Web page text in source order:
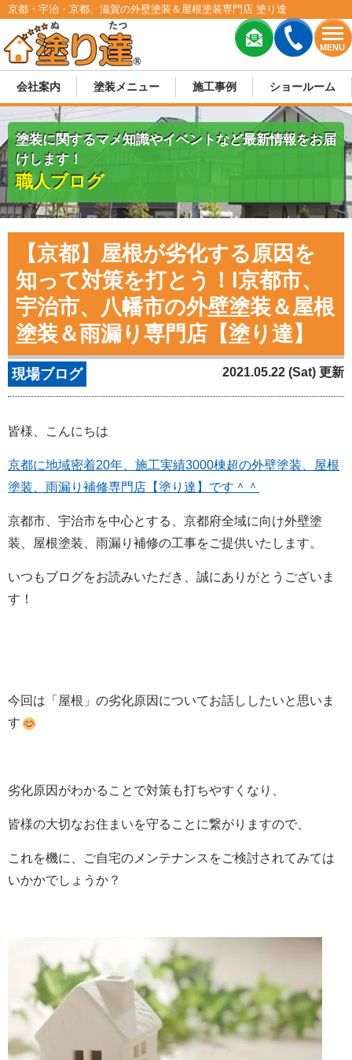
MENU
京都・宇治・京都、滋賀の外壁塗装＆屋根塗装専門店 塗り達
会社案内 塗装メニュー 施工事例 ショールーム
塗装に関するマメ知識やイベントなど最新情報をお届
けします！
職人ブログ
【京都】屋根が劣化する原因を
知って対策を打とう！l京都市、
宇治市、八幡市の外壁塗装＆屋根
塗装＆雨漏り専門店【塗り達】
現場ブログ 2021.05.22 (Sat) 更新
皆様、こんにちは
京都に地域密着20年、施工実績3000棟超の外壁塗装、屋根
塗装、雨漏り補修専門店【塗り達】です＾＾
京都市、宇治市を中心とする、京都府全域に向け外壁塗
装、屋根塗装、雨漏り補修の工事をご提供いたします。
いつもブログをお読みいただき、誠にありがとうございま
す！
今回は「屋根」の劣化原因についてお話ししたいと思いま
す
劣化原因がわかることで対策も打ちやすくなり、
皆様の大切なお住まいを守ることに繋がりますので、
これを機に、ご自宅のメンテナンスをご検討されてみては
いかかでしょうか？